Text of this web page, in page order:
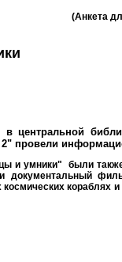
(Анкета
центральной
провели
и умники" были
документальный
кораблях